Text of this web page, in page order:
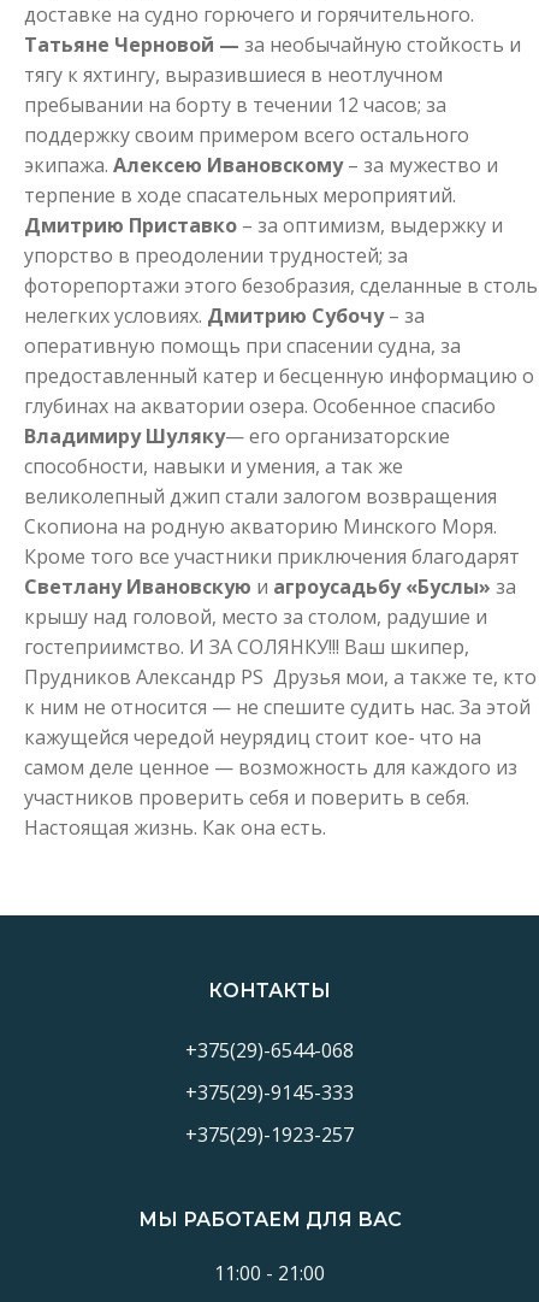
доставке на судно горючего и горячительного.
Татьяне Черновой — за необычайную стойкость и
тягу к яхтингу, выразившиеся в неотлучном
пребывании на борту в течении 12 часов; за
поддержку своим примером всего остального
экипажа. Алексею Ивановскому– за мужество и
терпение в ходе спасательных мероприятий.
Дмитрию Приставко – за оптимизм, выдержку и
упорство в преодолении трудностей; за
фоторепортажи этого безобразия, сделанные в столь
нелегких условиях. Дмитрию Субочу– за
оперативную помощь при спасении судна, за
предоставленный катер и бесценную информацию о
глубинах на акватории озера. Особенное спасибо
Владимиру Шуляку— его организаторские
способности, навыки и умения, а так же
великолепный джип стали залогом возвращения
Скопиона на родную акваторию Минского Моря.
Кроме того все участники приключения благодарят
Светлану Ивановскую и агроусадьбу «Буслы» за
крышу над головой, место за столом, радушие и
гостеприимство. И ЗА СОЛЯНКУ!!! Ваш шкипер,
Прудников Александр PS Друзья мои, а также те, кто
к ним не относится — не спешите судить нас. За этой
кажущейся чередой неурядиц стоит кое- что на
самом деле ценное — возможность для каждого из
участников проверить себя и поверить в себя.
Настоящая жизнь. Как она есть.
КОНТАКТЫ
+375(29)-6544-068
+375(29)-9145-333
+375(29)-1923-257
МЫ РАБОТАЕМ ДЛЯ ВАС
11:00 - 21:00